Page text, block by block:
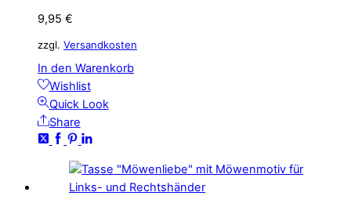
9,95 €
zzgl. Versandkosten
In den Warenkorb
Wishlist
Quick Look
Share